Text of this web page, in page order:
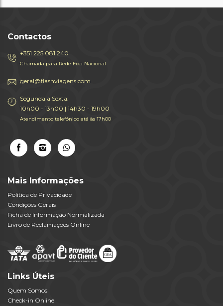
Contactos
+351 225 081 240
Chamada para Rede Fixa Nacional
geral@flashviagens.com
Segunda a Sexta:
10h00 - 13h00 | 14h30 - 19h00
Atendimento telefónico até às 17h00
Mais Informações
Política de Privacidade
Condições Gerais
Ficha de Informação Normalizada
Livro de Reclamações Online
Links Úteis
Quem Somos
Check-in Online